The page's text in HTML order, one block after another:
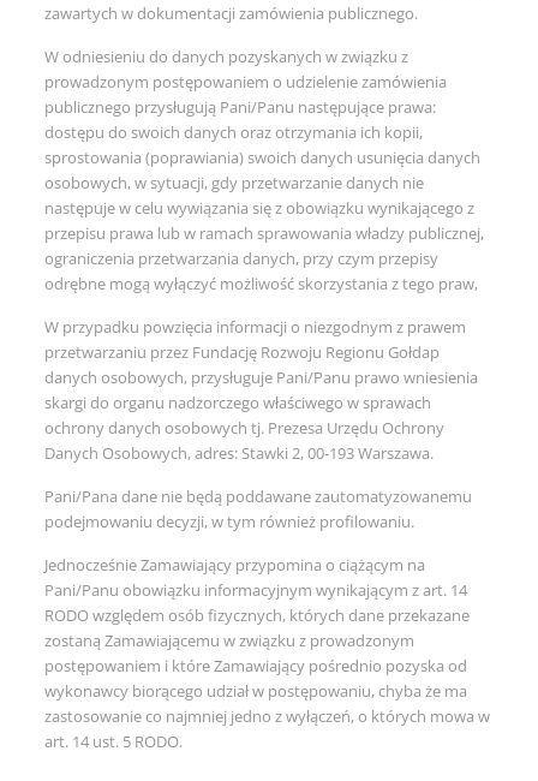
zawartych w dokumentacji zamówienia publicznego.
W odniesieniu do danych pozyskanych w związku z
prowadzonym postępowaniem o udzielenie zamówienia
publicznego przysługują Pani/Panu następujące prawa:
dostępu do swoich danych oraz otrzymania ich kopii,
sprostowania (poprawiania) swoich danych usunięcia danych
osobowych, w sytuacji, gdy przetwarzanie danych nie
następuje w celu wywiązania się z obowiązku wynikającego z
przepisu prawa lub w ramach sprawowania władzy publicznej,
ograniczenia przetwarzania danych, przy czym przepisy
odrębne mogą wyłączyć możliwość skorzystania z tego praw,
W przypadku powzięcia informacji o niezgodnym z prawem
przetwarzaniu przez Fundację Rozwoju Regionu Gołdap
danych osobowych, przysługuje Pani/Panu prawo wniesienia
skargi do organu nadzorczego właściwego w sprawach
ochrony danych osobowych tj. Prezesa Urzędu Ochrony
Danych Osobowych, adres: Stawki 2, 00-193 Warszawa.
Pani/Pana dane nie będą poddawane zautomatyzowanemu
podejmowaniu decyzji, w tym również profilowaniu.
Jednocześnie Zamawiający przypomina o ciążącym na
Pani/Panu obowiązku informacyjnym wynikającym z art. 14
RODO względem osób fizycznych, których dane przekazane
zostaną Zamawiającemu w związku z prowadzonym
postępowaniem i które Zamawiający pośrednio pozyska od
wykonawcy biorącego udział w postępowaniu, chyba że ma
zastosowanie co najmniej jedno z wyłączeń, o których mowa w
art. 14 ust. 5 RODO.